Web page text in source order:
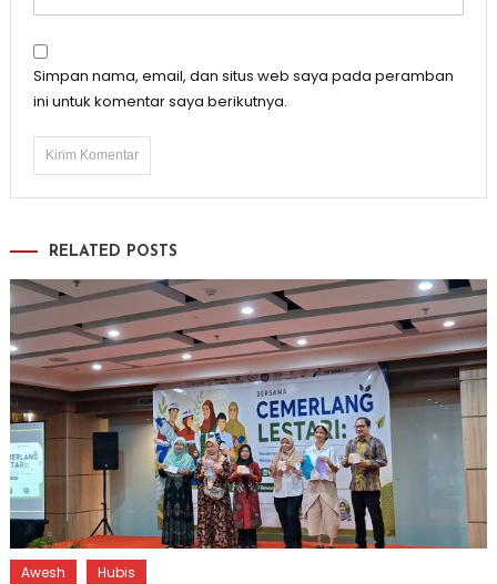
Simpan nama, email, dan situs web saya pada peramban
ini untuk komentar saya berikutnya.
RELATED POSTS
Awesh
Hubis